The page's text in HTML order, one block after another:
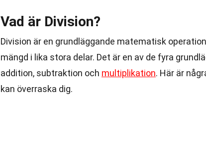
Vad är Division?
Division är en grundläggande matematisk
mängd i lika stora delar. Det är en av de fyra
addition, subtraktion och multiplikation. Här är
kan överraska dig.